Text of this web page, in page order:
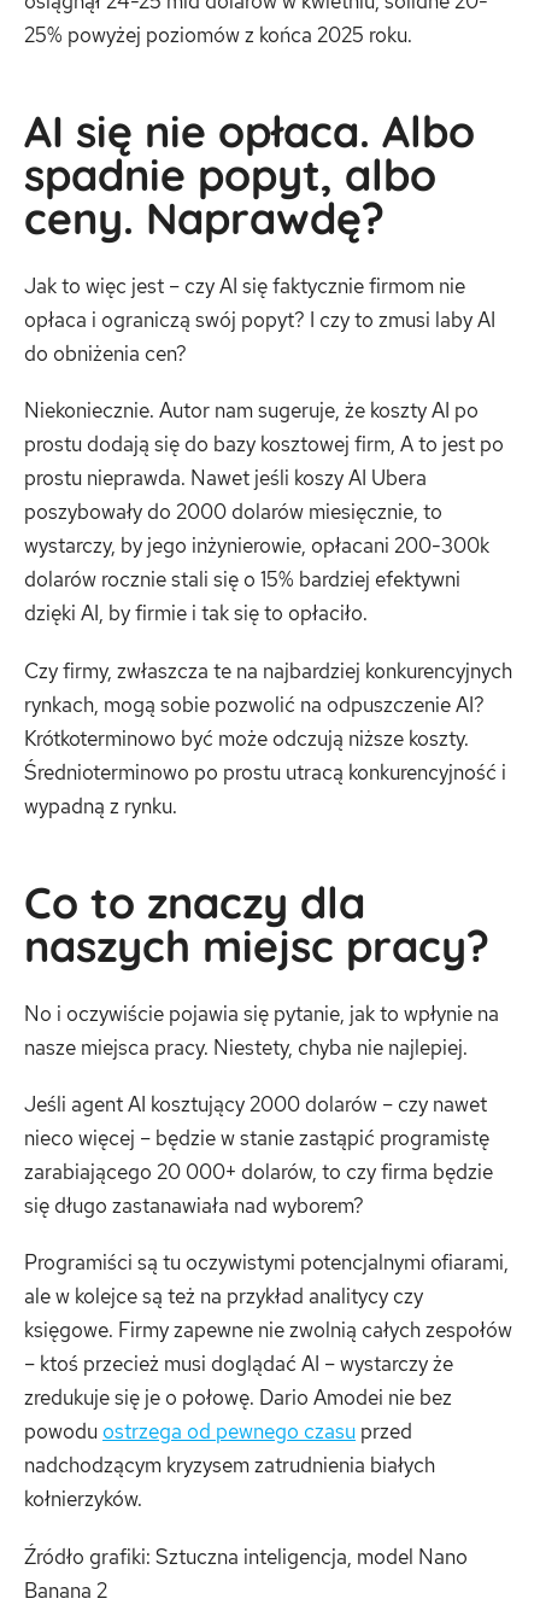
25% powyżej poziomów z końca 2025 roku.
AI się nie opłaca. Albo
spadnie popyt, albo
ceny. Naprawdę?
Jak to więc jest – czy AI się faktycznie firmom nie
opłaca i ograniczą swój popyt? I czy to zmusi laby AI
do obniżenia cen?
Niekoniecznie. Autor nam sugeruje, że koszty AI po
prostu dodają się do bazy kosztowej firm, A to jest po
prostu nieprawda. Nawet jeśli koszy AI Ubera
poszybowały do 2000 dolarów miesięcznie, to
wystarczy, by jego inżynierowie, opłacani 200-300k
dolarów rocznie stali się o 15% bardziej efektywni
dzięki AI, by firmie i tak się to opłaciło.
Czy firmy, zwłaszcza te na najbardziej konkurencyjnych
rynkach, mogą sobie pozwolić na odpuszczenie AI?
Krótkoterminowo być może odczują niższe koszty.
Średnioterminowo po prostu utracą konkurencyjność i
wypadną z rynku.
Co to znaczy dla
naszych miejsc pracy?
No i oczywiście pojawia się pytanie, jak to wpłynie na
nasze miejsca pracy. Niestety, chyba nie najlepiej.
Jeśli agent AI kosztujący 2000 dolarów – czy nawet
nieco więcej – będzie w stanie zastąpić programistę
zarabiającego 20 000+ dolarów, to czy firma będzie
się długo zastanawiała nad wyborem?
Programiści są tu oczywistymi potencjalnymi ofiarami,
ale w kolejce są też na przykład analitycy czy
księgowe. Firmy zapewne nie zwolnią całych zespołów
– ktoś przecież musi doglądać AI – wystarczy że
zredukuje się je o połowę. Dario Amodei nie bez
powodu ostrzega od pewnego czasu przed
nadchodzącym kryzysem zatrudnienia białych
kołnierzyków.
Źródło grafiki: Sztuczna inteligencja, model Nano
Banana 2